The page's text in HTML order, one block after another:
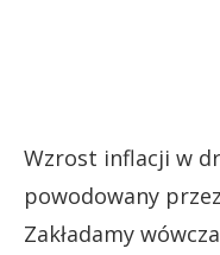
Wzrost inflacji w
powodowany
Zakładamy